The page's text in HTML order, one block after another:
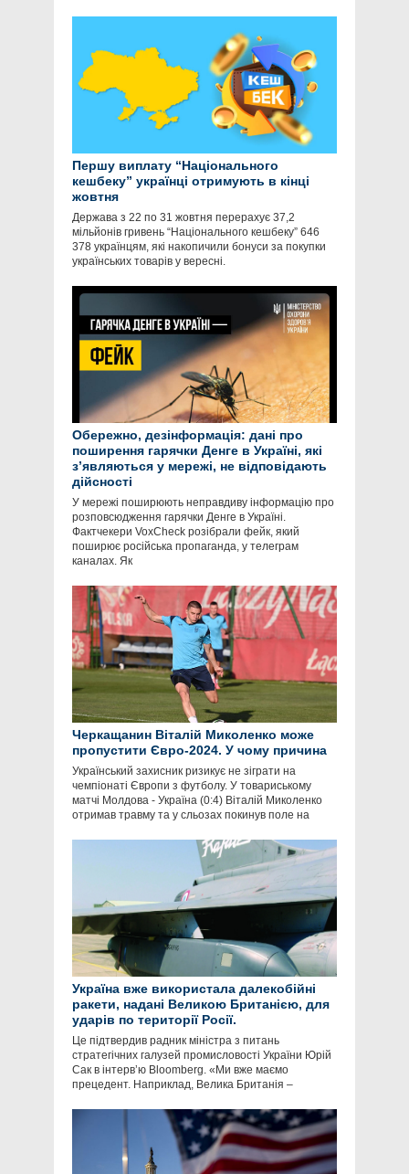
Першу виплату “Національного
кешбеку” українці отримують в кінці
жовтня
Держава з 22 по 31 жовтня перерахує 37,2
мільйонів гривень “Національного кешбеку” 646
378 українцям, які накопичили бонуси за покупки
українських товарів у вересні.
Обережно, дезінформація: дані про
поширення гарячки Денге в Україні, які
зʼявляються у мережі, не відповідають
дійсності
У мережі поширюють неправдиву інформацію про
розповсюдження гарячки Денге в Україні.
Фактчекери VoxCheck розібрали фейк, який
поширює російська пропаганда, у телеграм
каналах. Як
Черкащанин Віталій Миколенко може
пропустити Євро-2024. У чому причина
Український захисник ризикує не зіграти на
чемпіонаті Європи з футболу. У товариському
матчі Молдова - Україна (0:4) Віталій Миколенко
отримав травму та у сльозах покинув поле на
Україна вже використала далекобійні
ракети, надані Великою Британією, для
ударів по території Росії.
Це підтвердив радник міністра з питань
стратегічних галузей промисловості України Юрій
Сак в інтервʼю Bloomberg. «Ми вже маємо
прецедент. Наприклад, Велика Британія –